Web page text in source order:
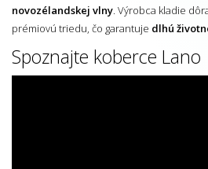
novozélandskej vlny. Výrobca kladie
prémiovú triedu, čo garantuje dlhú
Spoznajte koberce Lano